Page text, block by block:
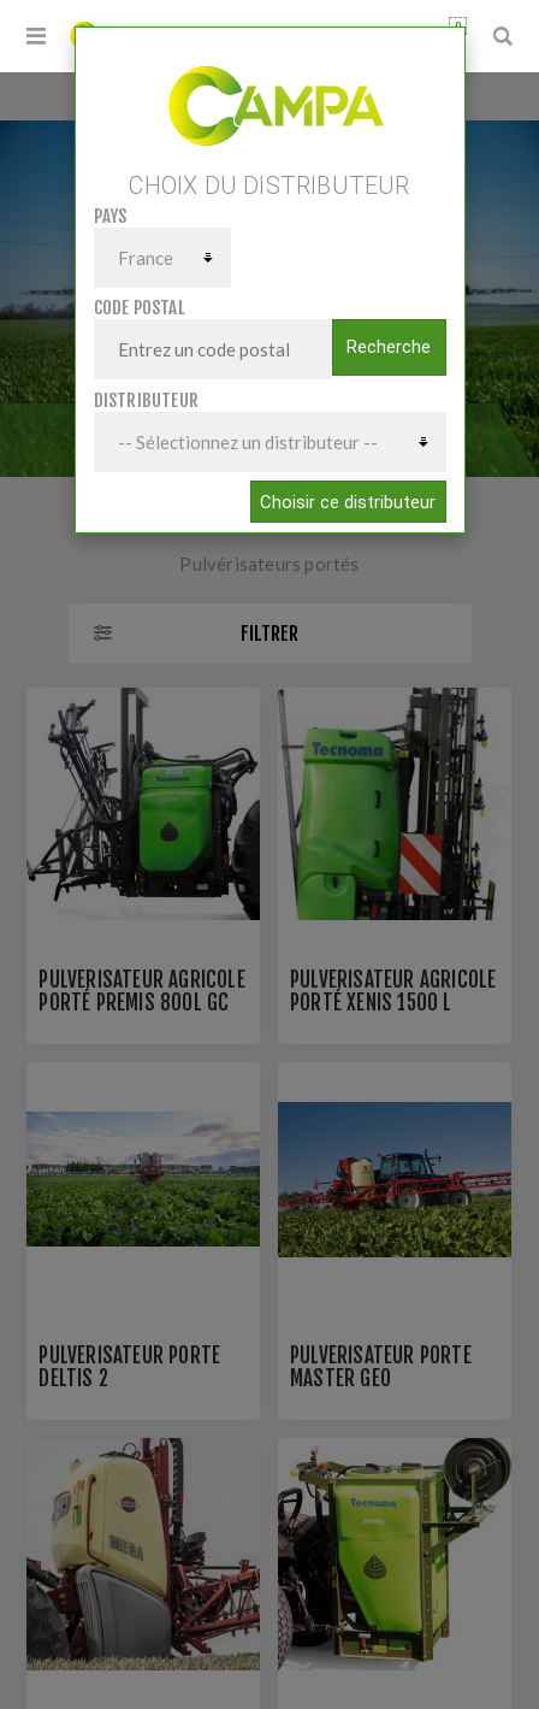
0
Matériels / Pulvérisation
Pulvérisateurs portés
PULVÉRISATEURS PORTÉS
Pulvérisateurs portés
FILTRER
PULVÉRISATEUR AGRICOLE
PORTÉ PREMIS 800L GC
PULVÉRISATEUR AGRICOLE
PORTÉ XENIS 1500 L
PULVÉRISATEUR PORTÉ
DELTIS 2
PULVÉRISATEUR PORTÉ
MASTER GEO
CHOIX DU DISTRIBUTEUR
PAYS
CODE POSTAL
Recherche
DISTRIBUTEUR
Choisir ce distributeur